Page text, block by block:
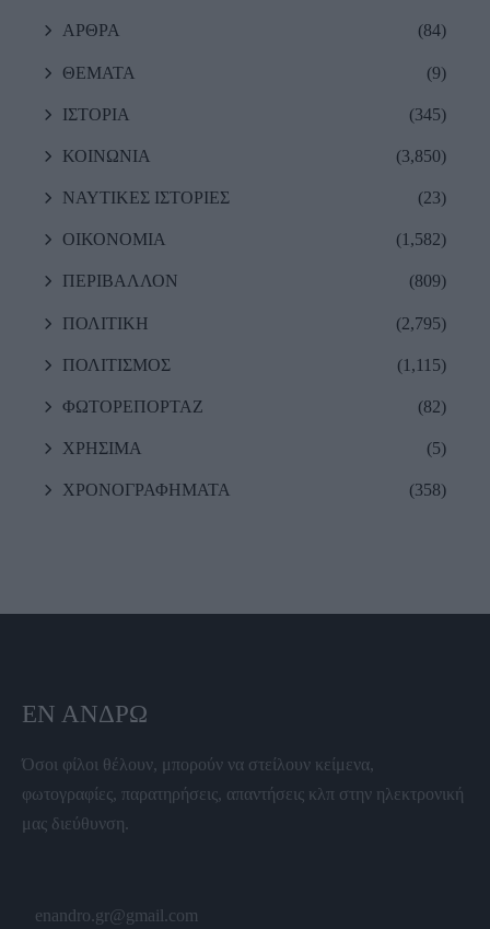
ΑΡΘΡΑ (84)
ΘΕΜΑΤΑ (9)
ΙΣΤΟΡΙΑ (345)
ΚΟΙΝΩΝΙΑ (3,850)
ΝΑΥΤΙΚΕΣ ΙΣΤΟΡΙΕΣ (23)
ΟΙΚΟΝΟΜΙΑ (1,582)
ΠΕΡΙΒΑΛΛΟΝ (809)
ΠΟΛΙΤΙΚΗ (2,795)
ΠΟΛΙΤΙΣΜΟΣ (1,115)
ΦΩΤΟΡΕΠΟΡΤΑΖ (82)
ΧΡΗΣΙΜΑ (5)
ΧΡΟΝΟΓΡΑΦΗΜΑΤΑ (358)
ΕΝ ΆΝΔΡΩ
Όσοι φίλοι θέλουν, μπορούν να στείλουν κείμενα,
φωτογραφίες, παρατηρήσεις, απαντήσεις κλπ στην ηλεκτρονική
μας διεύθυνση.
enandro.gr@gmail.com